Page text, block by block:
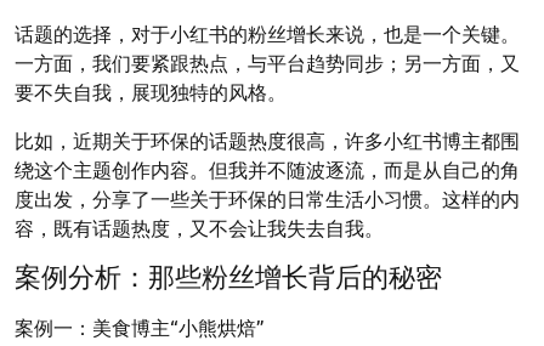
话题的选择，对于小红书的粉丝增长来说，也是一个关键。
一方面，我们要紧跟热点，与平台趋势同步；另一方面，又
要不失自我，展现独特的风格。
比如，近期关于环保的话题热度很高，许多小红书博主都围
绕这个主题创作内容。但我并不随波逐流，而是从自己的角
度出发，分享了一些关于环保的日常生活小习惯。这样的内
容，既有话题热度，又不会让我失去自我。
案例分析：那些粉丝增长背后的秘密
案例一：美食博主“小熊烘焙”